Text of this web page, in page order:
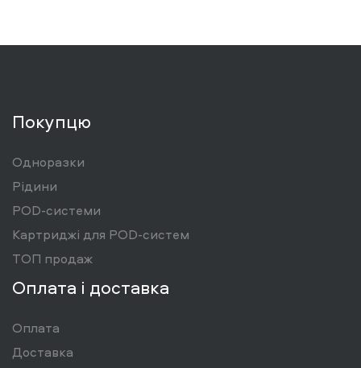
Покупцю
Одноразки
Рідини
POD-системи
Картриджі для POD-систем
ТОП продаж
Оплата і доставка
Оплата
Доставка